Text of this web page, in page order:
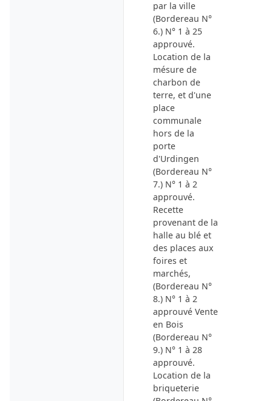
par la ville
(Bordereau N°
6.) N° 1 à 25
approuvé.
Location de la
mésure de
charbon de
terre, et d'une
place
communale
hors de la
porte
d'Urdingen
(Bordereau N°
7.) N° 1 à 2
approuvé.
Recette
provenant de la
halle au bléet
des places aux
foires et
marchés,
(Bordereau N°
8.) N° 1 à 2
approuvé Vente
en Bois
(Bordereau N°
9.) N° 1 à 28
approuvé.
Location de la
briqueterie